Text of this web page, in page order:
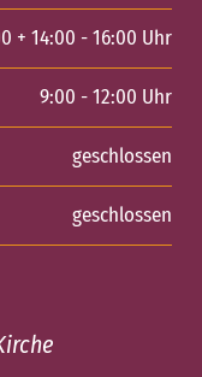
+ 14:00 - 16:00 Uhr
9:00 - 12:00 Uhr
geschlossen
geschlossen